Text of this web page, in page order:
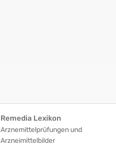
Remedia Lexikon
Arznemittelprüfungen und
Arzneimittelbilder